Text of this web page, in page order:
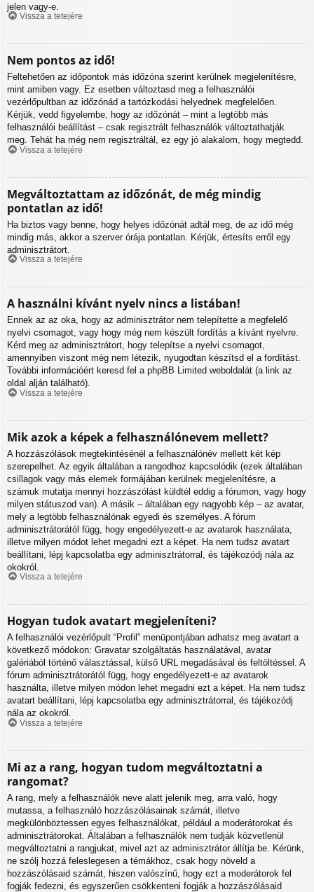
jelen vagy-e.
Vissza a tetejére
Nem pontos az idő!
Feltehetően az időpontok más időzóna szerint kerülnek megjelenítésre,
mint amiben vagy. Ez esetben változtasd meg a felhasználói
vezérlőpultban az időzónád a tartózkodási helyednek megfelelően.
Kérjük, vedd figyelembe, hogy az időzónát – mint a legtöbb más
felhasználói beállítást – csak regisztrált felhasználók változtathatják
meg. Tehát ha még nem regisztráltál, ez egy jó alakalom, hogy megtedd.
Vissza a tetejére
Megváltoztattam az időzónát, de még mindig
pontatlan az idő!
Ha biztos vagy benne, hogy helyes időzónát adtál meg, de az idő még
mindig más, akkor a szerver órája pontatlan. Kérjük, értesíts erről egy
adminisztrátort.
Vissza a tetejére
A használni kívánt nyelv nincs a listában!
Ennek az az oka, hogy az adminisztrátor nem telepítette a megfelelő
nyelvi csomagot, vagy hogy még nem készült fordítás a kívánt nyelvre.
Kérd meg az adminisztrátort, hogy telepítse a nyelvi csomagot,
amennyiben viszont még nem létezik, nyugodtan készítsd el a fordítást.
További információért keresd fel a phpBB Limited weboldalát (a link az
oldal alján található).
Vissza a tetejére
Mik azok a képek a felhasználónevem mellett?
A hozzászólások megtekintésénél a felhasználónév mellett két kép
szerepelhet. Az egyik általában a rangodhoz kapcsolódik (ezek általában
csillagok vagy más elemek formájában kerülnek megjelenítésre, a
számuk mutatja mennyi hozzászólást küldtél eddig a fórumon, vagy hogy
milyen státuszod van). A másik – általában egy nagyobb kép – az avatar,
mely a legtöbb felhasználónak egyedi és személyes. A fórum
adminisztrátorától függ, hogy engedélyezett-e az avatarok használata,
illetve milyen módot lehet megadni ezt a képet. Ha nem tudsz avatart
beállítani, lépj kapcsolatba egy adminisztrátorral, és tájékozódj nála az
okokról.
Vissza a tetejére
Hogyan tudok avatart megjeleníteni?
A felhasználói vezérlőpult “Profil” menüpontjában adhatsz meg avatart a
következő módokon: Gravatar szolgáltatás használatával, avatar
galériából történő választással, külső URL megadásával és feltöltéssel. A
fórum adminisztrátorától függ, hogy engedélyezett-e az avatarok
használta, illetve milyen módon lehet megadni ezt a képet. Ha nem tudsz
avatart beállítani, lépj kapcsolatba egy adminisztrátorral, és tájékozódj
nála az okokról.
Vissza a tetejére
Mi az a rang, hogyan tudom megváltoztatni a
rangomat?
A rang, mely a felhasználók neve alatt jelenik meg, arra való, hogy
mutassa, a felhasználó hozzászólásainak számát, illetve
megkülönböztessen egyes felhasználókat, például a moderátorokat és
adminisztrátorokat. Általában a felhasználók nem tudják közvetlenül
megváltoztatni a rangjukat, mivel azt az adminisztrátor állítja be. Kérünk,
ne szólj hozzá feleslegesen a témákhoz, csak hogy növeld a
hozzászólásaid számát, hiszen valószínű, hogy ezt a moderátorok fel
fogják fedezni, és egyszerűen csökkenteni fogják a hozzászólásaid